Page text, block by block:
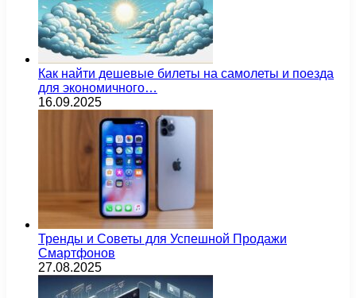
Как найти дешевые билеты на самолеты и поезда
для экономичного…
16.09.2025
Тренды и Советы для Успешной Продажи
Смартфонов
27.08.2025